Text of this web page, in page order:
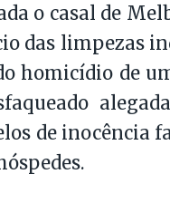
o casal de
das limpezas
homicídio de
de inocência